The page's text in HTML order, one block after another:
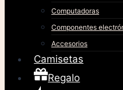
Computadoras
Componentes
Accesorios
Camisetas
Regalo